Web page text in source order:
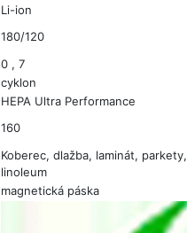
Li-ion
180/120
0 , 7
cyklon
HEPA Ultra Performance
160
Koberec, dlažba, laminát, parkety,
linoleum
magnetická páska